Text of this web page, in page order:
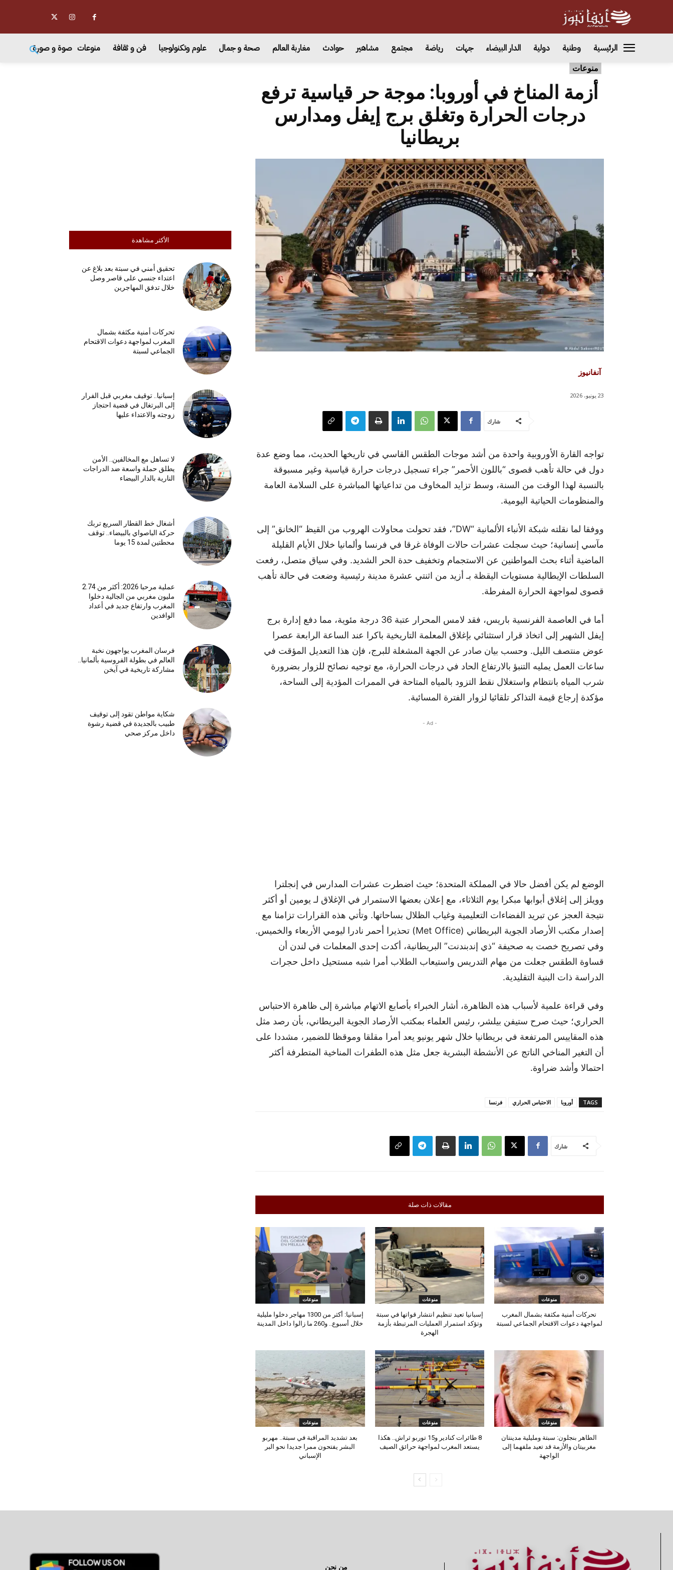
الرئيسية وطنية دولية الدار البيضاء جهات رياضة مجتمع مشاهير حوادث مغاربة العالم صحة و جمال علوم وتكنولوجيا فن و ثقافة منوعات صوة و صورة
منوعات
الأكثر مشاهدة
تحقيق أمني في سبتة بعد بلاغ عن
اعتداء جنسي على قاصر وصل
خلال تدفق المهاجرين
تحركات أمنية مكثفة بشمال
المغرب لمواجهة دعوات الاقتحام
الجماعي لسبتة
إسبانيا.. توقيف مغربي قبل الفرار
إلى البرتغال في قضية احتجاز
زوجته والاعتداء عليها
لا تساهل مع المخالفين.. الأمن
يطلق حملة واسعة ضد الدراجات
النارية بالدار البيضاء
أشغال خط القطار السريع تربك
حركة الباصواي بالبيضاء.. توقف
محطتين لمدة 15 يوما
عملية مرحبا 2026: أكثر من 2.74
مليون مغربي من الجالية دخلوا
المغرب وارتفاع جديد في أعداد
الوافدين
فرسان المغرب يواجهون نخبة
العالم في بطولة الفروسية بألمانيا..
مشاركة تاريخية في آيخن
شكاية مواطن تقود إلى توقيف
طبيب بالجديدة في قضية رشوة
داخل مركز صحي
أزمة المناخ في أوروبا: موجة حر قياسية ترفع
درجات الحرارة وتغلق برج إيفل ومدارس
بريطانيا
آنفانيوز
23 يونيو، 2026
شارك
تواجه القارة الأوروبية واحدة من أشد موجات الطقس القاسي في تاريخها الحديث، مما وضع عدة
دول في حالة تأهب قصوى “باللون الأحمر” جراء تسجيل درجات حرارة قياسية وغير مسبوقة
بالنسبة لهذا الوقت من السنة، وسط تزايد المخاوف من تداعياتها المباشرة على السلامة العامة
والمنظومات الحياتية اليومية.
ووفقا لما نقلته شبكة الأنباء الألمانية “DW”، فقد تحولت محاولات الهروب من القيظ “الخانق” إلى
مآسي إنسانية؛ حيث سجلت عشرات حالات الوفاة غرقا في فرنسا وألمانيا خلال الأيام القليلة
الماضية أثناء بحث المواطنين عن الاستجمام وتخفيف حدة الحر الشديد. وفي سياق متصل، رفعت
السلطات الإيطالية مستويات اليقظة بـ أزيد من اثنتي عشرة مدينة رئيسية وضعت في حالة تأهب
قصوى لمواجهة الحرارة المفرطة.
أما في العاصمة الفرنسية باريس، فقد لامس المحرار عتبة 36 درجة مئوية، مما دفع إدارة برج
إيفل الشهير إلى اتخاذ قرار استثنائي بإغلاق المعلمة التاريخية باكرا عند الساعة الرابعة عصرا
عوض منتصف الليل. وحسب بيان صادر عن الجهة المشغلة للبرج، فإن هذا التعديل المؤقت في
ساعات العمل يمليه التنبؤ بالارتفاع الحاد في درجات الحرارة، مع توجيه نصائح للزوار بضرورة
شرب المياه بانتظام واستغلال نقط التزود بالمياه المتاحة في الممرات المؤدية إلى الساحة،
مؤكدة إرجاع قيمة التذاكر تلقائيا لزوار الفترة المسائية.
- Ad -
الوضع لم يكن أفضل حالا في المملكة المتحدة؛ حيث اضطرت عشرات المدارس في إنجلترا
وويلز إلى إغلاق أبوابها مبكرا يوم الثلاثاء، مع إعلان بعضها الاستمرار في الإغلاق لـ يومين أو أكثر
نتيجة العجز عن تبريد الفضاءات التعليمية وغياب الظلال بساحاتها. وتأتي هذه القرارات تزامنا مع
إصدار مكتب الأرصاد الجوية البريطاني (Met Office) تحذيرا أحمر نادرا ليومي الأربعاء والخميس.
وفي تصريح خصت به صحيفة “ذي إندبندنت” البريطانية، أكدت إحدى المعلمات في لندن أن
قساوة الطقس جعلت من مهام التدريس واستيعاب الطلاب أمرا شبه مستحيل داخل حجرات
الدراسة ذات البنية التقليدية.
وفي قراءة علمية لأسباب هذه الظاهرة، أشار الخبراء بأصابع الاتهام مباشرة إلى ظاهرة الاحتباس
الحراري؛ حيث صرح ستيفن بيلشر، رئيس العلماء بمكتب الأرصاد الجوية البريطاني، بأن رصد مثل
هذه المقاييس المرتفعة في بريطانيا خلال شهر يونيو يعد أمرا مقلقا وموقظا للضمير، مشددا على
أن التغير المناخي الناتج عن الأنشطة البشرية جعل مثل هذه الطفرات المناخية المتطرفة أكثر
احتمالا وأشد ضراوة.
TAGS أوروبا الاحتباس الحراري فرنسا
شارك
مقالات ذات صلة
منوعات
تحركات أمنية مكثفة بشمال المغرب
لمواجهة دعوات الاقتحام الجماعي لسبتة
منوعات
إسبانيا تعيد تنظيم انتشار قواتها في سبتة
وتؤكد استمرار العمليات المرتبطة بأزمة
الهجرة
منوعات
إسبانيا: أكثر من 1300 مهاجر دخلوا مليلية
خلال أسبوع.. و260 ما زالوا داخل المدينة
منوعات
الطاهر بنجلون: سبتة ومليلية مدينتان
مغربيتان والأزمة قد تعيد ملفهما إلى
الواجهة
منوعات
8 طائرات كنادير و15 توربو ثراش.. هكذا
يستعد المغرب لمواجهة حرائق الصيف
منوعات
بعد تشديد المراقبة في سبتة.. مهربو
البشر يفتحون ممرا جديدا نحو البر
الإسباني
من نحن